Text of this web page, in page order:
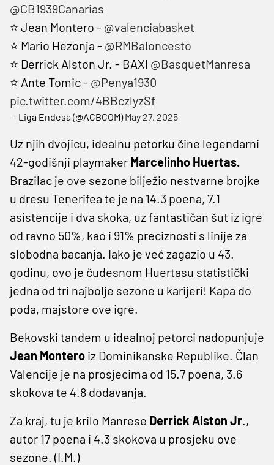
@CB1939Canarias
⭐ Jean Montero - @valenciabasket
⭐ Mario Hezonja - @RMBaloncesto
⭐ Derrick Alston Jr. - BAXI @BasquetManresa
⭐ Ante Tomic - @Penya1930
pic.twitter.com/4BBczlyzSf
— Liga Endesa (@ACBCOM)May 27, 2025
Uz njih dvojicu, idealnu petorku čine legendarni
42-godišnji playmaker Marcelinho Huertas.
Brazilac je ove sezone bilježio nestvarne brojke
u dresu Tenerifea te je na 14.3 poena, 7.1
asistencije i dva skoka, uz fantastičan šut iz igre
od ravno 50%, kao i 91% preciznosti s linije za
slobodna bacanja. Iako je već zagazio u 43.
godinu, ovo je čudesnom Huertasu statistički
jedna od tri najbolje sezone u karijeri! Kapa do
poda, majstore ove igre.
Bekovski tandem u idealnoj petorci nadopunjuje
Jean Montero iz Dominikanske Republike. Član
Valencije je na prosjecima od 15.7 poena, 3.6
skokova te 4.8 dodavanja.
Za kraj, tu je krilo Manrese Derrick Alston Jr.,
autor 17 poena i 4.3 skokova u prosjeku ove
sezone. (I.M.)